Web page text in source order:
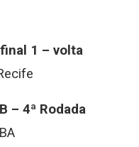
1 – volta
– 4ª Rodada